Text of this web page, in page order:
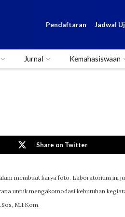
Pendaftaran Jadwal
Jurnal Kemahasiswaan
Share on Twitter
membuat karya foto. Laboratorium ini
untuk mengakomodasi kebutuhan
M.I.Kom.